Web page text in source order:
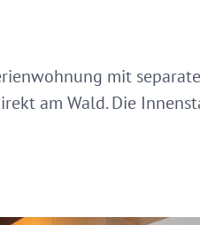
mit
am Wald. Die